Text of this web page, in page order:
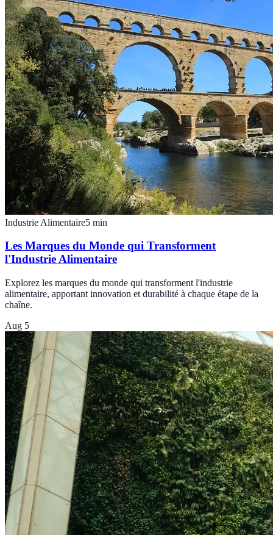
Industrie Alimentaire5 min
Les Marques du Monde qui Transforment
l'Industrie Alimentaire
Explorez les marques du monde qui transforment l'industrie
alimentaire, apportant innovation et durabilité à chaque étape de la
chaîne.
Aug 5